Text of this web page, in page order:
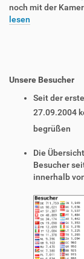
noch mit der
lesen
Unsere Besucher
Seit der
27.09.2004
begrüßen
Die
Besucher
innerhalb